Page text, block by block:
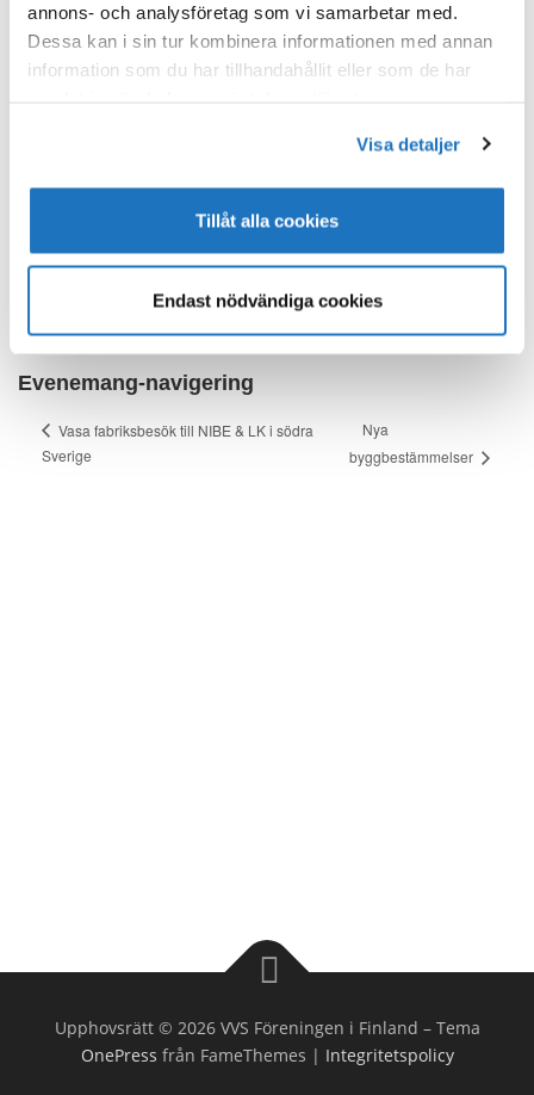
annons- och analysföretag som vi samarbetar med.
Dessa kan i sin tur kombinera informationen med annan
information som du har tillhandahållit eller som de har
Visa detaljer
Tillåt alla cookies
Endast nödvändiga cookies
Tid:
18:00 - 20:00
Evenemang Kategori:
+ Google Map
Evenemang-navigering
Vasa fabriksbesök till NIBE & LK i södra
Sverige
Nya
byggbestämmelser
Upphovsrätt © 2026 VVS Föreningen i Finland – Tema
OnePress från FameThemes | Integritetspolicy